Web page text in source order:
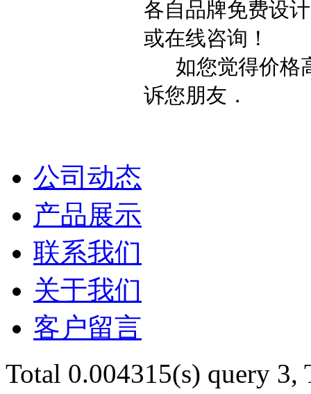
各自品牌免费设
或在线咨询！
如您觉得价格
诉您朋友．
公司动态
产品展示
联系我们
关于我们
客户留言
Total 0.004315(s) query